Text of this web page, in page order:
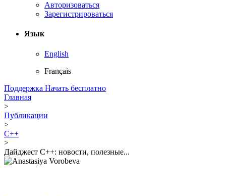
Авторизоваться
Зарегистрироваться
Язык
English
Français
Поддержка Начать бесплатно
Главная
>
Публикации
>
C++
>
Дайджест C++: новости, полезные...